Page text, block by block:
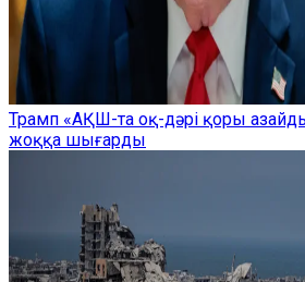
Трамп «АҚШ-та оқ-дәрі қоры
жоққа шығарды